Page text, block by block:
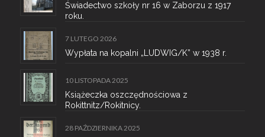
Świadectwo szkoły nr 16 w Zaborzu z 1917
roku.
7 LUTEGO 2026
Wypłata na kopalni „LUDWIG/K” w 1938 r.
10 LISTOPADA 2025
Książeczka oszczędnościowa z
Rokittnitz/Rokitnicy.
28 PAŹDZIERNIKA 2025